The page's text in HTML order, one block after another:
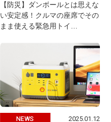
【防災】ダンボールとは思えな
い安定感！クルマの座席でその
まま使える緊急用トイ…
NEWS 2025.01.12